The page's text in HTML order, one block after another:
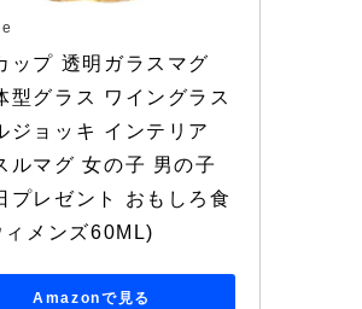
ップ 透明ガラスマグ
型グラス ワイングラス
ジョッキ インテリア
ルマグ 女の子 男の子
プレゼント おもしろ食
ィメンズ60ML)
Amazonで見る